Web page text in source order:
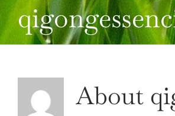
About